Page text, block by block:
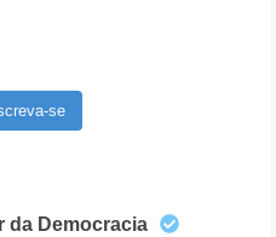
se
da Democracia